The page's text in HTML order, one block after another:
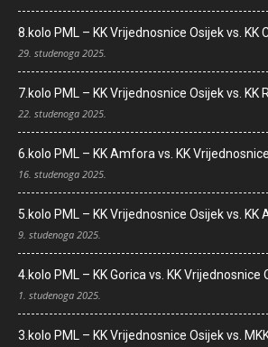
8.kolo PML – KK Vrijednosnice Osijek vs. KK
29. studenoga 2025.
7.kolo PML – KK Vrijednosnice Osijek vs. KK
22. studenoga 2025.
6.kolo PML – KK Amfora vs. KK
16. studenoga 2025.
5.kolo PML – KK Vrijednosnice Osijek vs.
9. studenoga 2025.
4.kolo PML – KK Gorica vs. KK Vrijednosnice
1. studenoga 2025.
3.kolo PML – KK Vrijednosnice Osijek vs.